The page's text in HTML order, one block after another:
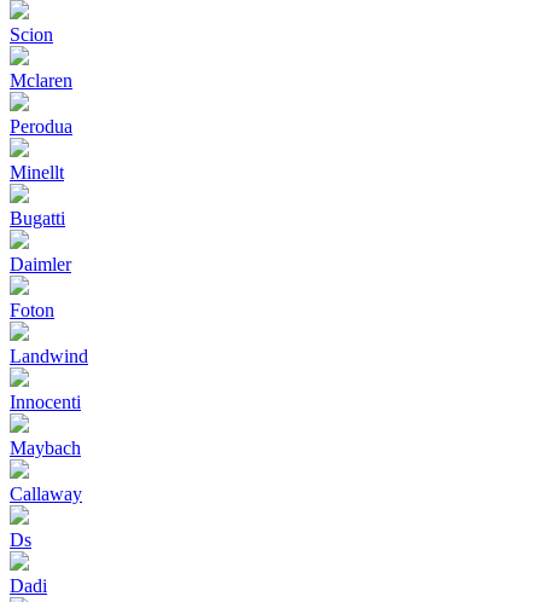
Scion
Mclaren
Perodua
Minellt
Bugatti
Daimler
Foton
Landwind
Innocenti
Maybach
Callaway
Ds
Dadi